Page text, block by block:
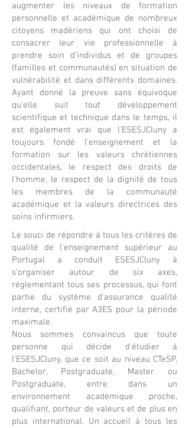
augmenter les niveaux de formation
personnelle et académique de nombreux
citoyens madériens qui ont choisi de
consacrer leur vie professionnelle à
prendre soin d'individus et de groupes
(familles et communautés) en situation de
vulnérabilité et dans différents domaines.
Ayant donné la preuve sans équivoque
qu'elle suit tout développement
scientifique et technique dans le temps, il
est également vrai que l'ESESJCluny a
toujours fondé l'enseignement et la
formation sur les valeurs chrétiennes
occidentales, le respect des droits de
l'homme, le respect de la dignité de tous
les membres de la communauté
académique et la valeurs directrices des
soins infirmiers.
Le souci de répondre à tous les critères de
qualité de l'enseignement supérieur au
Portugal a conduit ESESJCluny à
s'organiser autour de six axes,
réglementant tous ses processus, qui font
partie du système d'assurance qualité
interne, certifié par A3ES pour la période
maximale.
Nous sommes convaincus que toute
personne qui décide d'étudier à
l'ESESJCluny, que ce soit au niveau CTeSP,
Bachelor, Postgraduate, Master ou
Postgraduate, entre dans un
environnement académique proche,
qualifiant, porteur de valeurs et de plus en
plus international. Un accueil à tous les